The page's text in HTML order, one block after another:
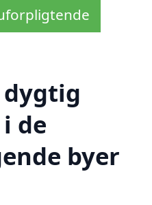
dygtig
de
byer